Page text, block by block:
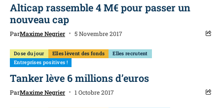
Alticap rassemble 4 M€ pour passer un
nouveau cap
ParMaxime Negrier 5 Novembre 2017
Dose du jour Elles lèvent des fonds
Elles recrutent
Entreprises positives !
Tanker lève 6 millions d’euros
ParMaxime Negrier 1 Octobre 2017